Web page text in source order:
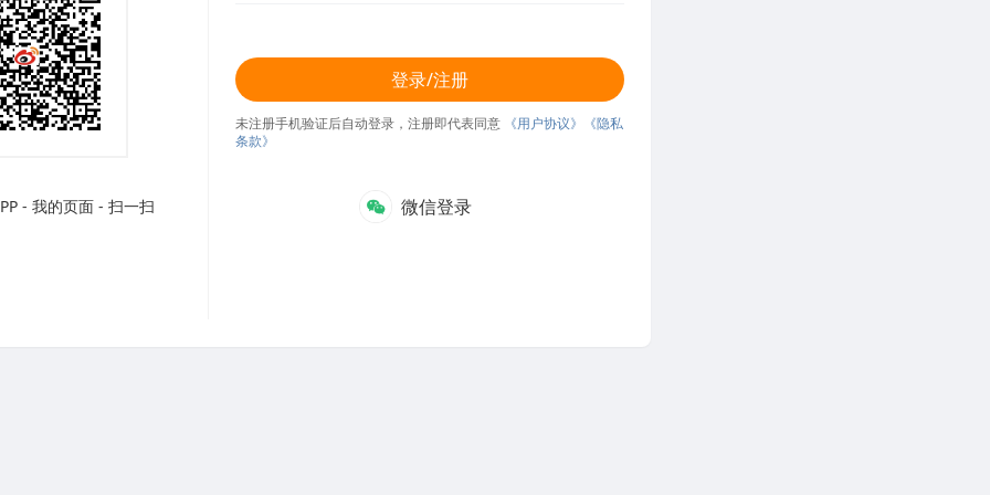
- 我的页面 - 扫一扫
登录/注册
未注册手机验证后自动登录，注册即代表同意 《用户协议》
《隐私
条款》
微信登录